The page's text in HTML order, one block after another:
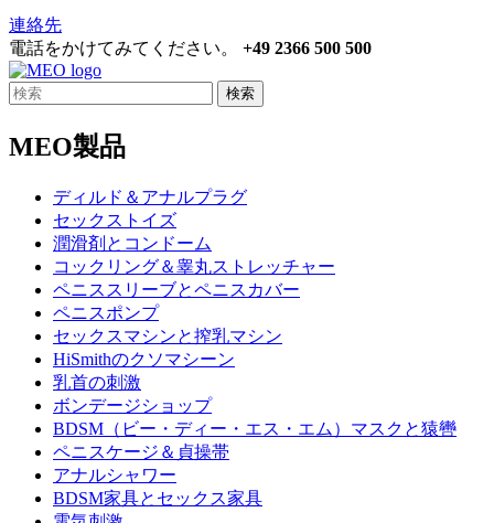
連絡先
電話をかけてみてください。 +49 2366 500 500
検索
MEO製品
ディルド＆アナルプラグ
セックストイズ
潤滑剤とコンドーム
コックリング＆睾丸ストレッチャー
ペニススリーブとペニスカバー
ペニスポンプ
セックスマシンと搾乳マシン
HiSmithのクソマシーン
乳首の刺激
ボンデージショップ
BDSM（ビー・ディー・エス・エム）マスクと猿轡
ペニスケージ＆貞操帯
アナルシャワー
BDSM家具とセックス家具